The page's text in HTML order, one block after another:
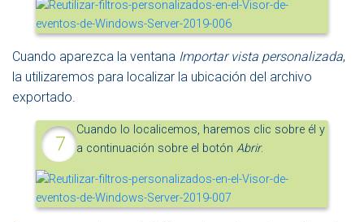
Cuando aparezca la ventana Importar vista personalizada,
la utilizaremos para localizar la ubicación del archivo
exportado.
Cuando lo localicemos, haremos clic sobre él y
a continuación sobre el botónAbrir.